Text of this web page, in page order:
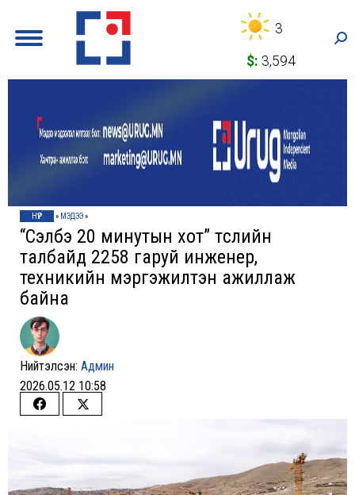
3
$: 3,594
НҮҮР » МЭДЭЭ»
“Сэлбэ 20 минутын хот” төслийн
талбайд 2258 гаруй инженер,
техникийн мэргэжилтэн ажиллаж
байна
Нийтэлсэн: Админ
2026.05.12 10:58
Share
Facebook
Share
Twitter